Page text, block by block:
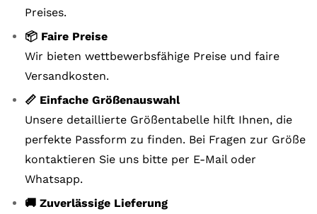
Preises.
📦 Faire Preise
Wir bieten wettbewerbsfähige Preise und faire
Versandkosten.
📏 Einfache Größenauswahl
Unsere detaillierte Größentabelle hilft Ihnen, die
perfekte Passform zu finden. Bei Fragen zur Größe
kontaktieren Sie uns bitte per E-Mail oder
Whatsapp.
🚚 Zuverlässige Lieferung